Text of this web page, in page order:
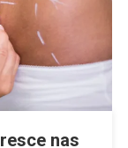
nas